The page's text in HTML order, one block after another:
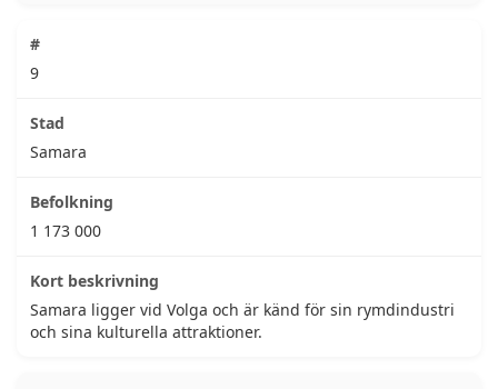
9
Samara
1 173 000
Samara ligger vid Volga och är känd för sin rymdindustri
och sina kulturella attraktioner.